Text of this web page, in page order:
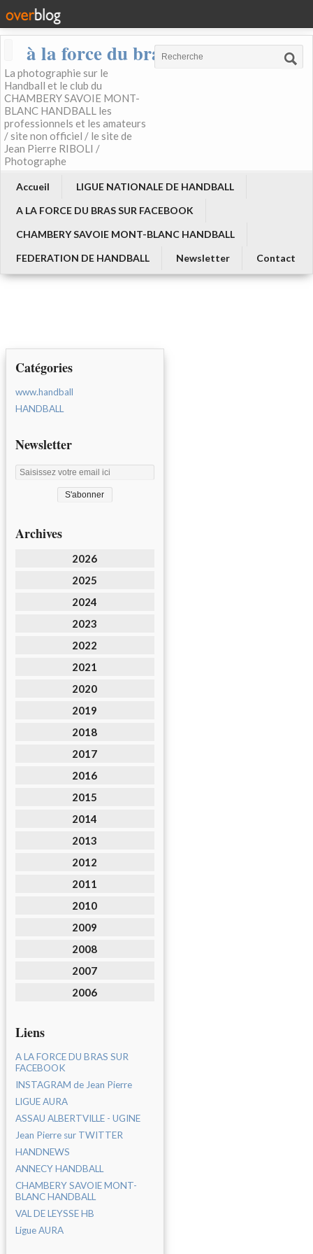
à la force du bras
La photographie sur le
Handball et le club du
CHAMBERY SAVOIE MONT-
BLANC HANDBALL les
professionnels et les amateurs
/ site non officiel / le site de
Jean Pierre RIBOLI /
Photographe
Accueil
LIGUE NATIONALE DE HANDBALL
A LA FORCE DU BRAS SUR FACEBOOK
CHAMBERY SAVOIE MONT-BLANC HANDBALL
FEDERATION DE HANDBALL
Newsletter Contact
Catégories
www.handball
HANDBALL
Newsletter
Archives
2026
2025
2024
2023
2022
2021
2020
2019
2018
2017
2016
2015
2014
2013
2012
2011
2010
2009
2008
2007
2006
Liens
A LA FORCE DU BRAS SUR
FACEBOOK
INSTAGRAM de Jean Pierre
LIGUE AURA
ASSAU ALBERTVILLE - UGINE
Jean Pierre sur TWITTER
HANDNEWS
ANNECY HANDBALL
CHAMBERY SAVOIE MONT-
BLANC HANDBALL
VAL DE LEYSSE HB
Ligue AURA